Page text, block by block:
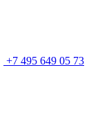
+7 495 649 05 73